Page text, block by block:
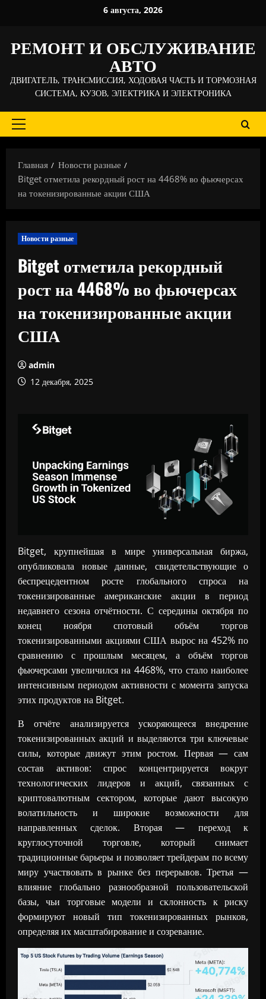
6 августа, 2026
РЕМОНТ И ОБСЛУЖИВАНИЕ
АВТО
ДВИГАТЕЛЬ, ТРАНСМИССИЯ, ХОДОВАЯ ЧАСТЬ И ТОРМОЗНАЯ
СИСТЕМА, КУЗОВ, ЭЛЕКТРИКА И ЭЛЕКТРОНИКА
Основное
Главная
Новости разные
Bitget отметила рекордный рост на 4468% во фьючерсах
на токенизированные акции США
Новости разные
Bitget отметила рекордный
рост на 4468% во фьючерсах
на токенизированные акции
США
admin
12 декабря, 2025
Bitget, крупнейшая в мире универсальная биржа,
опубликовала новые данные, свидетельствующие о
беспрецедентном росте глобального спроса на
токенизированные американские акции в период
недавнего сезона отчётности. С середины октября по
конец ноября спотовый объём торгов
токенизированными акциями США вырос на 452% по
сравнению с прошлым месяцем, а объём торгов
фьючерсами увеличился на 4468%, что стало наиболее
интенсивным периодом активности с момента запуска
этих продуктов на Bitget.
В отчёте анализируется ускоряющееся внедрение
токенизированных акций и выделяются три ключевые
силы, которые движут этим ростом. Первая — сам
состав активов: спрос концентрируется вокруг
технологических лидеров и акций, связанных с
криптовалютным сектором, которые дают высокую
волатильность и широкие возможности для
направленных сделок. Вторая — переход к
круглосуточной торговле, который снимает
традиционные барьеры и позволяет трейдерам по всему
миру участвовать в рынке без перерывов. Третья —
влияние глобально разнообразной пользовательской
базы, чьи торговые модели и склонность к риску
формируют новый тип токенизированных рынков,
определяя их масштабирование и созревание.